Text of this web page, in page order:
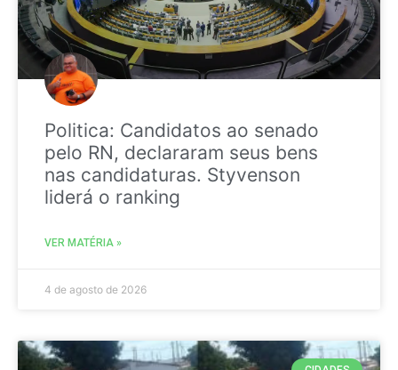
Politica: Candidatos ao senado
pelo RN, declararam seus bens
nas candidaturas. Styvenson
liderá o ranking
VER MATÉRIA »
4 de agosto de 2026